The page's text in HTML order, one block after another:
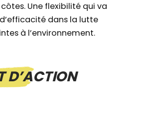
Une flexibilité qui va
dans la lutte
à l’environnement.
D’ACTION